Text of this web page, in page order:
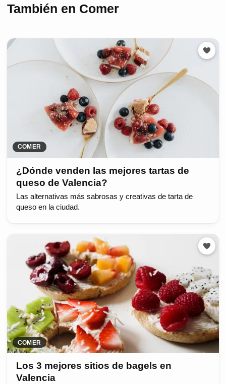
También en Comer
COMER
¿Dónde venden las mejores tartas de
queso de Valencia?
Las alternativas más sabrosas y creativas de tarta de
queso en la ciudad.
COMER
Los 3 mejores sitios de bagels en
Valencia